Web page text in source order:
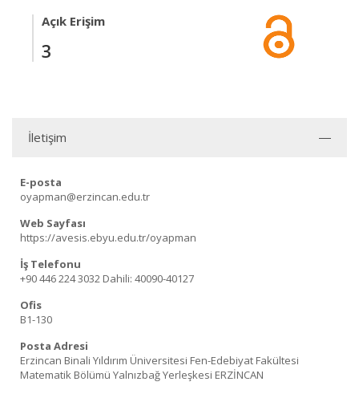
Açık Erişim
3
İletişim
E-posta
oyapman@erzincan.edu.tr
Web Sayfası
https://avesis.ebyu.edu.tr/oyapman
İş Telefonu
+90 446 224 3032 Dahili: 40090-40127
Ofis
B1-130
Posta Adresi
Erzincan Binali Yıldırım Üniversitesi Fen-Edebiyat Fakültesi
Matematik Bölümü Yalnızbağ Yerleşkesi ERZİNCAN